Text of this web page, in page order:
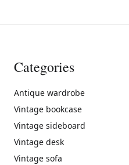
Categories
Antique wardrobe
Vintage bookcase
Vintage sideboard
Vintage desk
Vintage sofa